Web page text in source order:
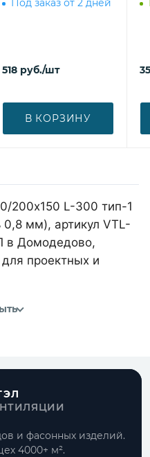
Под заказ от 2 дней
518 руб./шт
В КОРЗИНУ
200х150 L-300 тип-1
0,8 мм), артикул VTL-
в Домодедово,
проектных и
и фасонных изделий.
4000+ м².